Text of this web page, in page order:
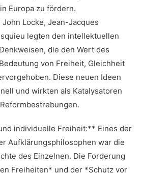
Europa zu fördern.
Locke, Jean-Jacques
legten den intellektuellen
die den Wert​ des‍
von Freiheit, Gleichheit
Diese neuen⁤ Ideen
und wirkten⁢ als Katalysatoren
individuelle Freiheit:** Eines ‌der
Aufklärungsphilosophen ​war die
des Einzelnen. Die⁣ Forderung
Freiheiten* und der *Schutz⁢ vor